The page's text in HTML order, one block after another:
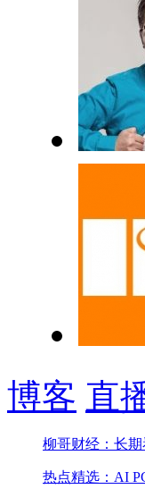
博客 直
柳哥财经：长
热点精选：AI